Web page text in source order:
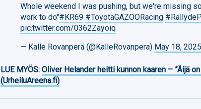
Whole weekend I was pushing, but we're missing
work to do"#KR69 #ToyotaGAZOORacing
pic.twitter.com/0362Zayoiq
— Kalle Rovanperä (@KalleRovanpera) May 18, 2025
LUE MYÖS:Oliver Helander heitti kunnon kaaren – ”Äijä
(UrheiluAreena.fi)